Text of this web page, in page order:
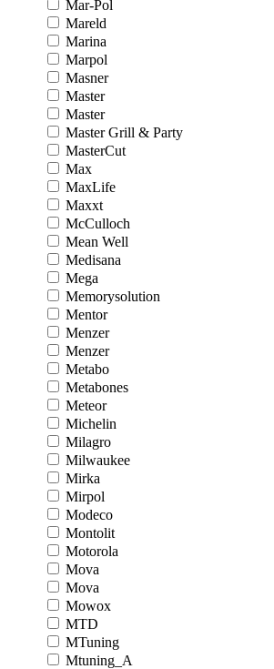
Mar-Pol
Mareld
Marina
Marpol
Masner
Master
Master
Master Grill & Party
MasterCut
Max
MaxLife
Maxxt
McCulloch
Mean Well
Medisana
Mega
Memorysolution
Mentor
Menzer
Menzer
Metabo
Metabones
Meteor
Michelin
Milagro
Milwaukee
Mirka
Mirpol
Modeco
Montolit
Motorola
Mova
Mova
Mowox
MTD
MTuning
Mtuning_A